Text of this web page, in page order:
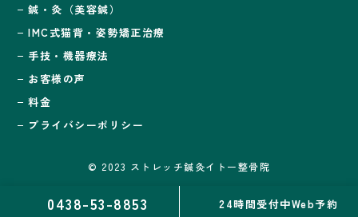
0438-53-8853 24時間受付中Web予約
鍼・灸（美容鍼）
IMC式猫背・姿勢矯正治療
手技・機器療法
お客様の声
料金
プライバシーポリシー
© 2023 ストレッチ鍼灸イトー整骨院